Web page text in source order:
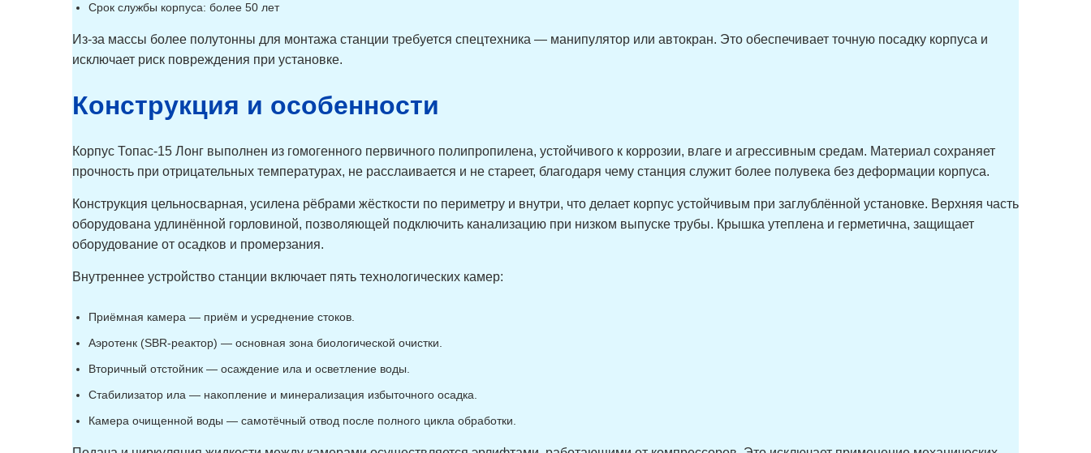
Срок службы корпуса: более 50 лет
Из-за массы более полутонны для монтажа станции требуется спецтехника — манипулятор или автокран. Это обеспечивает точную посадку корпуса и
исключает риск повреждения при установке.
Конструкция и особенности
Корпус Топас-15 Лонг выполнен из гомогенного первичного полипропилена, устойчивого к коррозии, влаге и агрессивным средам. Материал сохраняет
прочность при отрицательных температурах, не расслаивается и не стареет, благодаря чему станция служит более полувека без деформации корпуса.
Конструкция цельносварная, усилена рёбрами жёсткости по периметру и внутри, что делает корпус устойчивым при заглублённой установке. Верхняя часть
оборудована удлинённой горловиной, позволяющей подключить канализацию при низком выпуске трубы. Крышка утеплена и герметична, защищает
оборудование от осадков и промерзания.
Внутреннее устройство станции включает пять технологических камер:
Приёмная камера — приём и усреднение стоков.
Аэротенк (SBR-реактор) — основная зона биологической очистки.
Вторичный отстойник — осаждение ила и осветление воды.
Стабилизатор ила — накопление и минерализация избыточного осадка.
Камера очищенной воды — самотёчный отвод после полного цикла обработки.